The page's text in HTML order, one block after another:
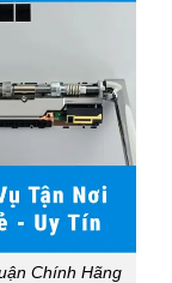
Chính Hãng